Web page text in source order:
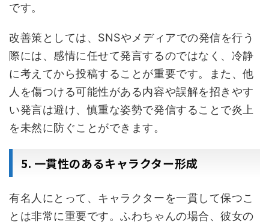
です。
改善策としては、SNSやメディアでの発信を行う
際には、感情に任せて発言するのではなく、冷静
に考えてから投稿することが重要です。また、他
人を傷つける可能性がある内容や誤解を招きやす
い発言は避け、慎重な姿勢で発信することで炎上
を未然に防ぐことができます。
5. 一貫性のあるキャラクター形成
有名人にとって、キャラクターを一貫して保つこ
とは非常に重要です。ふわちゃんの場合、彼女の